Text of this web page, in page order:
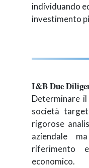
individuando
investimento
I&B Due
Determinare
società
rigorose
aziendale
riferimento
economico.